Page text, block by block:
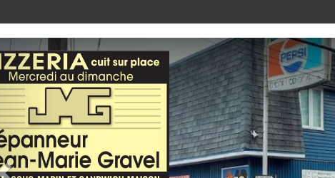
Previous